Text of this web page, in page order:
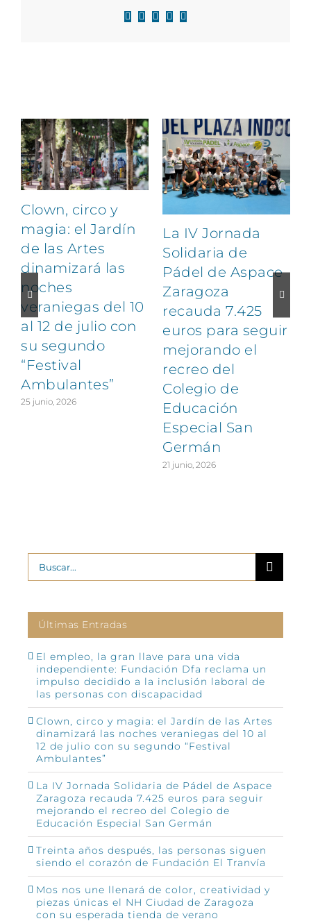
Facebook
X LinkedIn
WhatsApp
Correo
Clown, circo y
magia: el Jardín
de las Artes
dinamizará las
noches
veraniegas del 10
al 12 de julio con
su segundo
“Festival
Ambulantes”
25 junio, 2026
La IV Jornada
Solidaria de
Pádel de Aspace
Zaragoza
recauda 7.425
euros para seguir
mejorando el
recreo del
Colegio de
Educación
Especial San
Germán
21 junio, 2026
Buscar:
Últimas Entradas
El empleo, la gran llave para una vida
independiente: Fundación Dfa reclama un
impulso decidido a la inclusión laboral de
las personas con discapacidad
Clown, circo y magia: el Jardín de las Artes
dinamizará las noches veraniegas del 10 al
12 de julio con su segundo “Festival
Ambulantes”
La IV Jornada Solidaria de Pádel de Aspace
Zaragoza recauda 7.425 euros para seguir
mejorando el recreo del Colegio de
Educación Especial San Germán
Treinta años después, las personas siguen
siendo el corazón de Fundación El Tranvía
Mos nos une llenará de color, creatividad y
piezas únicas el NH Ciudad de Zaragoza
con su esperada tienda de verano